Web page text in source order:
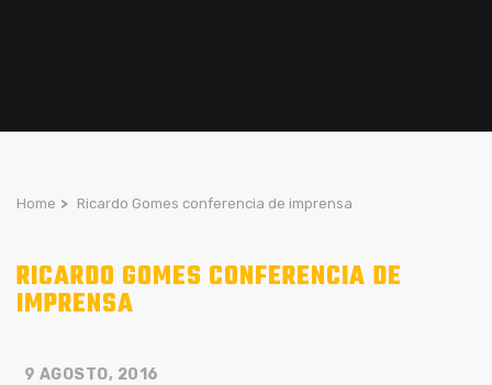
Home > Ricardo Gomes conferencia de imprensa
RICARDO GOMES CONFERENCIA DE
IMPRENSA
9 AGOSTO, 2016